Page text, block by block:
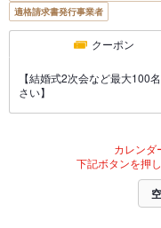
適格請求書発行事業者
クーポン
【結婚式2次会など最大100
さい】
カレンダ
下記ボタンを押